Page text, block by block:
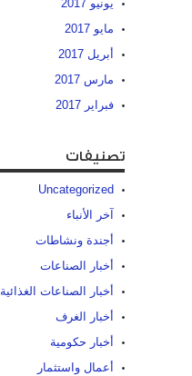
يونيو 2017
مايو 2017
أبريل 2017
مارس 2017
فبراير 2017
تصنيفات
Uncategorized
آخر الأنباء
أجندة ونشاطات
أخبار الصناعات
أخبار الصناعات الغذائية
أخبار الغرف
أخبار حكومية
أعمال واستثمار